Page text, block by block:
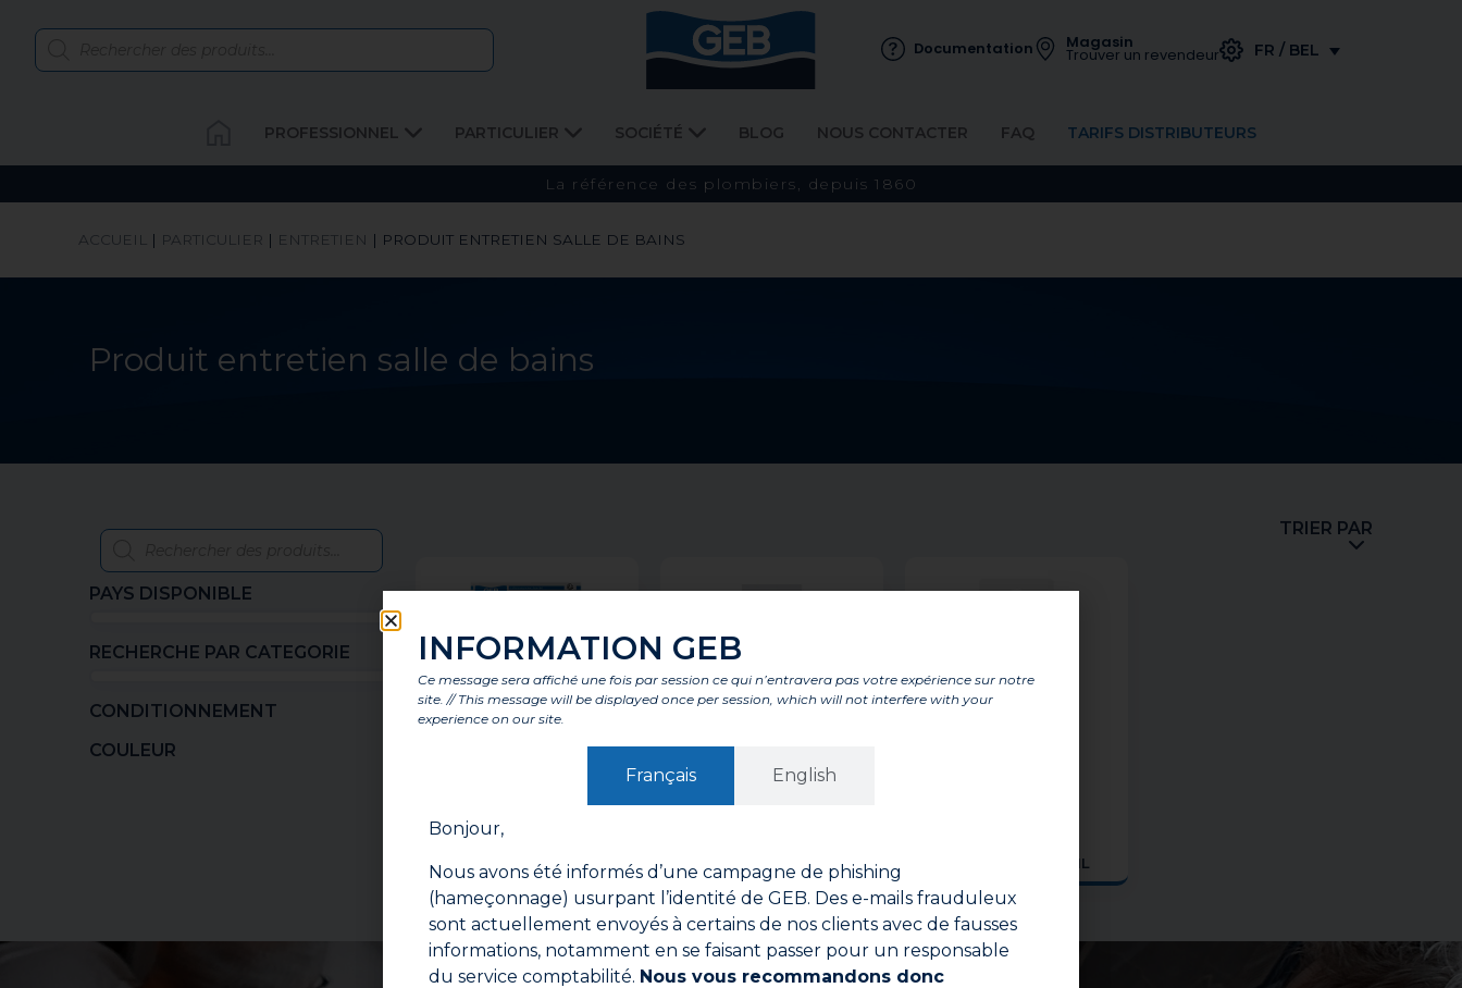
Documentation Magasin
Trouver un revendeur FR / BEL
PROFESSIONNEL PARTICULIER SOCIÉTÉ BLOG NOUS CONTACTER FAQ TARIFS DISTRIBUTEURS
La référence des plombiers, depuis 1860
ACCUEIL | PARTICULIER | ENTRETIEN | PRODUIT ENTRETIEN SALLE DE BAINS
Produit entretien salle de bains
PAYS DISPONIBLE
RECHERCHE PAR CATEGORIE
CONDITIONNEMENT
COULEUR
TRIER PAR
CANULE 360° DISSOLVANT SILICONE REPARATION EMAIL
INFORMATION GEB
Ce message sera affiché une fois par session ce qui n’entravera pas votre expérience sur notre
site. // This message will be displayed once per session, which will not interfere with your
experience on our site.
Français English
Bonjour,
Nous avons été informés d’une campagne de phishing
(hameçonnage) usurpant l’identité de GEB. Des e-mails frauduleux
sont actuellement envoyés à certains de nos clients avec de fausses
informations, notamment en se faisant passer pour un responsable
du service comptabilité. Nous vous recommandons donc